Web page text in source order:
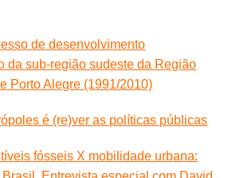
de desenvolvimento
da sub-região sudeste da Região
Porto Alegre (1991/2010)
é (re)ver as políticas públicas
fósseis X mobilidade urbana: